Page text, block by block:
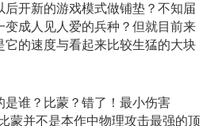
后开新的游戏模式做铺垫？不知届
变成人见人爱的兵种？但就目前来
它的速度与看起来比较生猛的大块
是谁？比蒙？错了！最小伤害
蒙并不是本作中物理攻击最强的顶